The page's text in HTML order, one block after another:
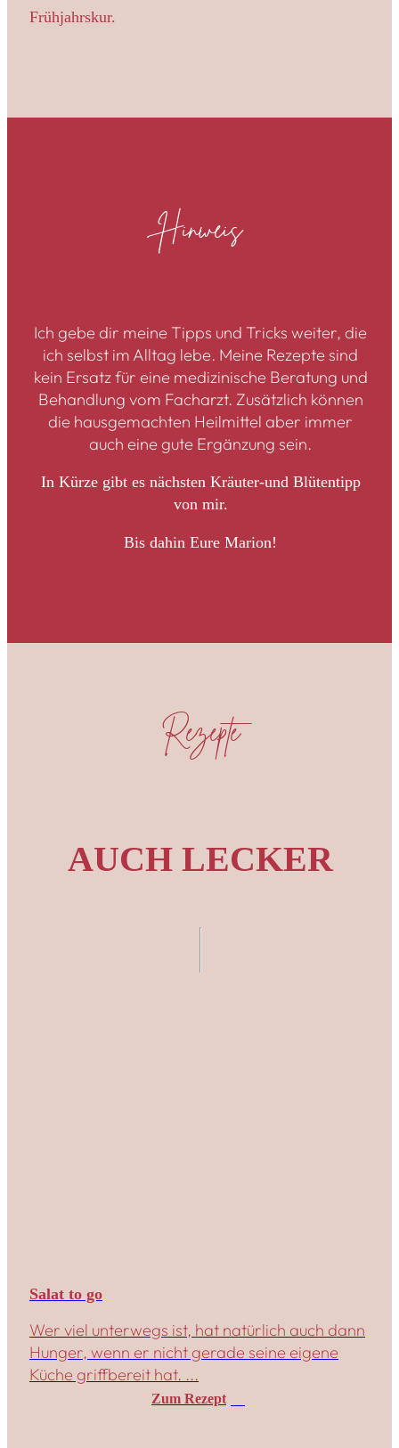
Frühjahrskur.
Hinweis
Ich gebe dir meine Tipps und Tricks weiter, die
ich selbst im Alltag lebe. Meine Rezepte sind
kein Ersatz für eine medizinische Beratung und
Behandlung vom Facharzt. Zusätzlich können
die hausgemachten Heilmittel aber immer
auch eine gute Ergänzung sein.
In Kürze gibt es nächsten Kräuter-und Blütentipp
von mir.
Bis dahin Eure Marion!
Rezepte
AUCH LECKER
Salat to go
Wer viel unterwegs ist, hat natürlich auch dann
Hunger, wenn er nicht gerade seine eigene
Küche griffbereit hat. ...
Zum Rezept